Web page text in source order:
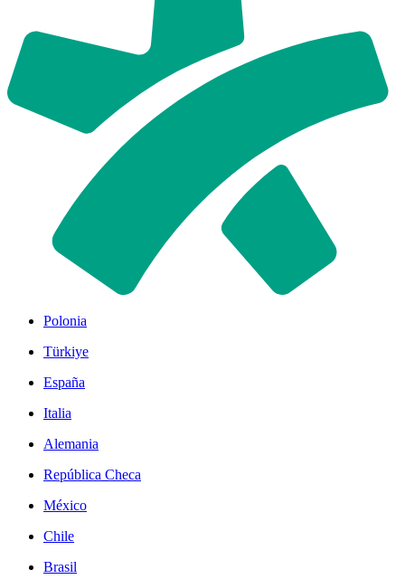
Polonia
Türkiye
España
Italia
Alemania
República Checa
México
Chile
Brasil